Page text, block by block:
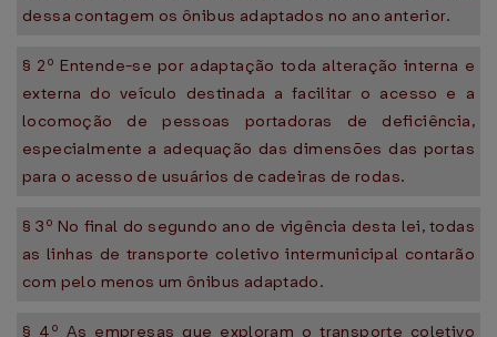
dessa contagem os ônibus adaptados no ano anterior.
§ 2º Entende-se por adaptação toda alteração interna e
externa do veículo destinada a facilitar o acesso e a
locomoção de pessoas portadoras de deficiência,
especialmente a adequação das dimensões das portas
para o acesso de usuários de cadeiras de rodas.
§ 3º No final do segundo ano de vigência desta lei, todas
as linhas de transporte coletivo intermunicipal contarão
com pelo menos um ônibus adaptado.
§ 4º As empresas que exploram o transporte coletivo